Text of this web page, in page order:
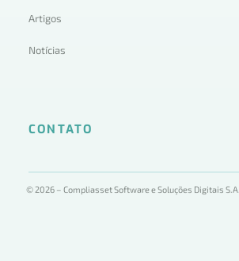
Artigos
Notícias
CONTATO
© 2026 – Compliasset Software e Soluções Digitais S.A.